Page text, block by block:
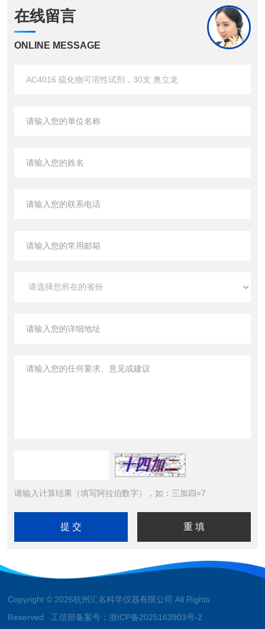
在线留言
ONLINE MESSAGE
请输入计算结果（填写阿拉伯数字），如：三加四=7
Copyright © 2026杭州汇名科学仪器有限公司 All Rights
Reserved 工信部备案号：浙ICP备2025163903号-2